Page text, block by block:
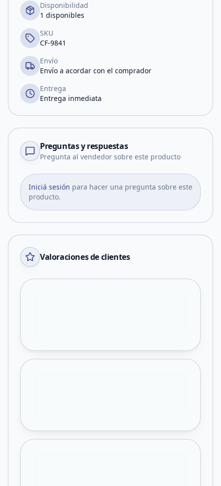
Disponibilidad
1 disponibles
SKU
CF-9841
Envío
Envío a acordar con el comprador
Entrega
Entrega inmediata
Preguntas y respuestas
Pregunta al vendedor sobre este producto
Iniciá sesión para hacer una pregunta sobre este
producto.
Valoraciones de clientes